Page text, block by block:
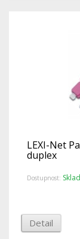
LEXI-Net
duplex
Dostupnost:
Detail